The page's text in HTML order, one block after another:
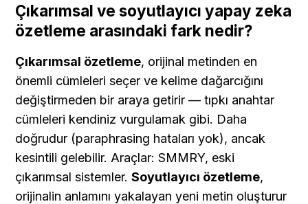
Çıkarımsal ve soyutlayıcı yapay zeka
özetleme arasındaki fark nedir?
Çıkarımsal özetleme, orijinal metinden en
önemli cümleleri seçer ve kelime dağarcığını
değiştirmeden bir araya getirir — tıpkı anahtar
cümleleri kendiniz vurgulamak gibi. Daha
doğrudur (paraphrasing hataları yok), ancak
kesintili gelebilir. Araçlar: SMMRY, eski
çıkarımsal sistemler. Soyutlayıcı özetleme,
orijinalin anlamını yakalayan yeni metin oluşturur